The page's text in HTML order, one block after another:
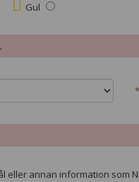
Gul
*
eller annan information som